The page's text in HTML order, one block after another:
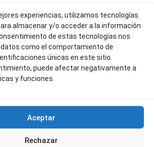
experiencias, utilizamos tecnologías
almacenar y/o acceder a la información
de estas tecnologías nos
como el comportamiento de
únicas en este sitio.
puede afectar negativamente a
y funciones.
Aceptar
Rechazar